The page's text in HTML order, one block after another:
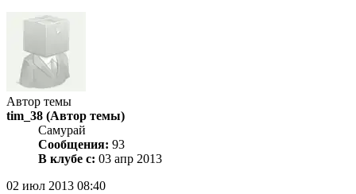
Автор темы
tim_38 (Автор темы)
Самурай
Сообщения: 93
В клубе с: 03 апр 2013
02 июл 2013 08:40